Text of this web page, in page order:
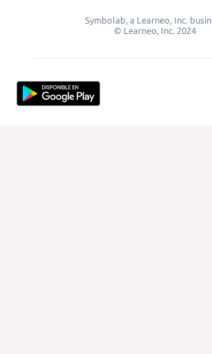
Symbolab, a Learneo, Inc.
© Learneo, Inc. 2024